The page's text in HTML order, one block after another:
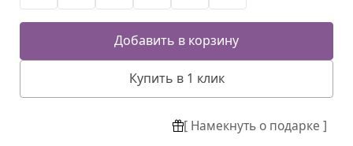
Добавить в корзину
Купить в 1 клик
[ Намекнуть о подарке ]